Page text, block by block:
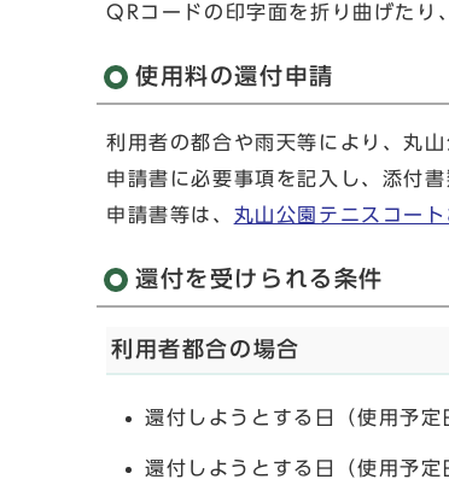
QRコードの印字面を折り曲げたり
使用料の還付申請
利用者の都合や雨天等により、丸
申請書に必要事項を記入し、添付
申請書等は、 丸山公園テニスコー
還付を受けられる条件
利用者都合の場合
還付しようとする日（使用予
還付しようとする日（使用予